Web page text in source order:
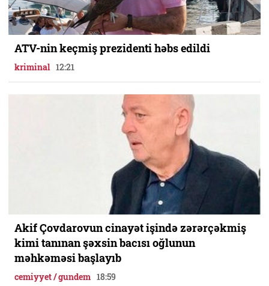
ATV-nin keçmiş prezidenti həbs edildi
kriminal 12:21
Akif Çovdarovun cinayət işində zərərçəkmiş
kimi tanınan şəxsin bacısı oğlunun
məhkəməsi başlayıb
cemiyyet / gundem 18:59